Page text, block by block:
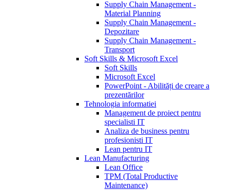
Supply Chain Management -
Material Planning
Supply Chain Management -
Depozitare
Supply Chain Management -
Transport
Soft Skills & Microsoft Excel
Soft Skills
Microsoft Excel
PowerPoint - Abilități de creare a
prezentărilor
Tehnologia informatiei
Management de proiect pentru
specialisti IT
Analiza de business pentru
profesionisti IT
Lean pentru IT
Lean Manufacturing
Lean Office
TPM (Total Productive
Maintenance)